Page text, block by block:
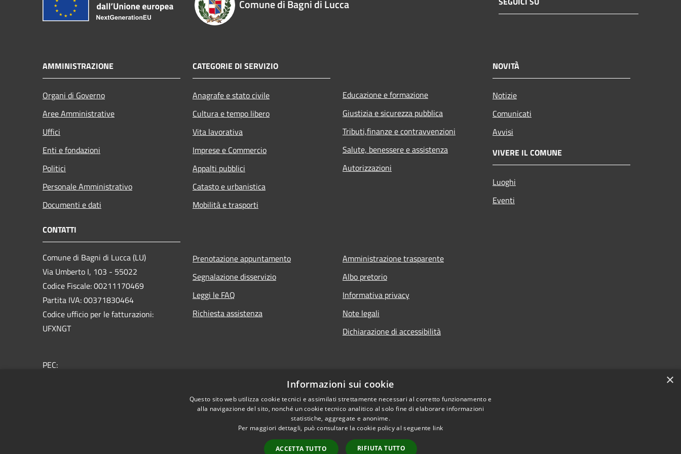
Comune di Bagni di Lucca
AMMINISTRAZIONE
Organi di Governo
Aree Amministrative
Uffici
Enti e fondazioni
Politici
Personale Amministrativo
Documenti e dati
CATEGORIE DI SERVIZIO
Anagrafe e stato civile
Cultura e tempo libero
Vita lavorativa
Imprese e Commercio
Appalti pubblici
Catasto e urbanistica
Mobilità e trasporti
Educazione e formazione
Giustizia e sicurezza pubblica
Tributi,finanze e contravvenzioni
Salute, benessere e assistenza
Autorizzazioni
NOVITÀ
Notizie
Comunicati
Avvisi
VIVERE IL COMUNE
Luoghi
Eventi
CONTATTI
Comune di Bagni di Lucca (LU)
Via Umberto I, 103 - 55022
Codice Fiscale: 00211170469
Partita IVA: 00371830464
Codice ufficio per le fatturazioni:
UFXNGT
PEC:
Prenotazione appuntamento
Segnalazione disservizio
Leggi le FAQ
Richiesta assistenza
Amministrazione trasparente
Albo pretorio
Informativa privacy
Note legali
Dichiarazione di accessibilità
×
Informazioni sui cookie
Questo sito web utilizza cookie tecnici e assimilati strettamente necessari al corretto funzionamento e
alla navigazione del sito, nonché un cookie tecnico analitico al solo fine di elaborare informazioni
statistiche, aggregate e anonime.
Per maggiori dettagli, può consultare la cookie policy al seguente link
ACCETTA TUTTO RIFIUTA TUTTO